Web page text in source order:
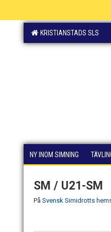
KRISTIANSTADS SLS
NY INOM SIMNING
SM / U21-SM
På Svensk Simidrotts